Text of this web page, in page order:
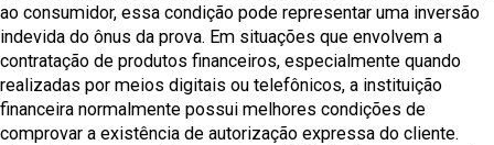
ao consumidor, essa condição pode representar uma inversão
indevida do ônus da prova. Em situações que envolvem a
contratação de produtos financeiros, especialmente quando
realizadas por meios digitais ou telefônicos, a instituição
financeira normalmente possui melhores condições de
comprovar a existência de autorização expressa do cliente.